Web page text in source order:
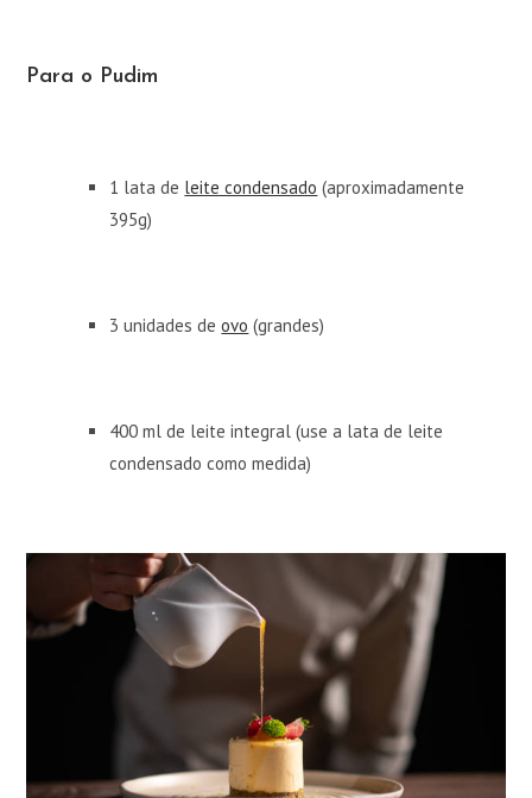
Para o Pudim
1 lata de leite condensado (aproximadamente
395g)
3 unidades deovo (grandes)
400 ml de leite integral (use a lata de leite
condensado como medida)